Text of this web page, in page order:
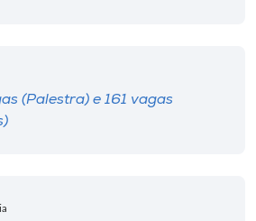
(Palestra) e 161 vagas